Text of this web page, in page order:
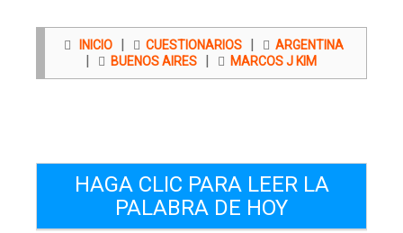
INICIO | CUESTIONARIOS | ARGENTINA
| BUENOS AIRES | MARCOS J KIM
HAGA CLIC PARA LEER LA
PALABRA DE HOY